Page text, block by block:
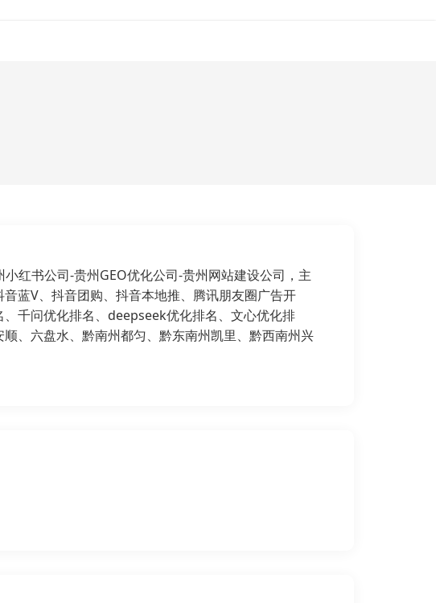
红书公司-贵州GEO优化公司-贵州网站建设公司，主
蓝V、抖音团购、抖音本地推、腾讯朋友圈广告开
千问优化排名、deepseek优化排名、文心优化排
、六盘水、黔南州都匀、黔东南州凯里、黔西南州兴